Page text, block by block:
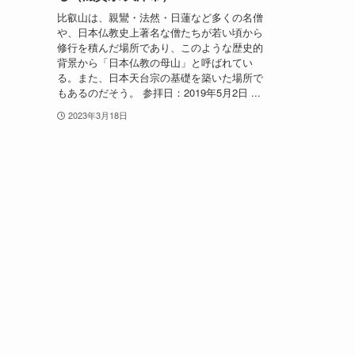
比叡山は、親鸞・法然・日蓮など多くの名僧
や、日本仏教史上著名な僧たちが若い頃から
修行を積んだ場所であり、このような歴史的
背景から「日本仏教の母山」と呼ばれてい
る。また、日本天台宗の基礎を築いた場所で
もあるのだそう。 参拝日：2019年5月2日 ...
2023年3月18日